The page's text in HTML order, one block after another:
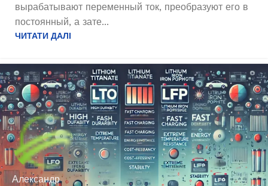
вырабатывают переменный ток, преобразуют его в
постоянный, а зате...
ЧИТАТИ ДАЛІ
Александр